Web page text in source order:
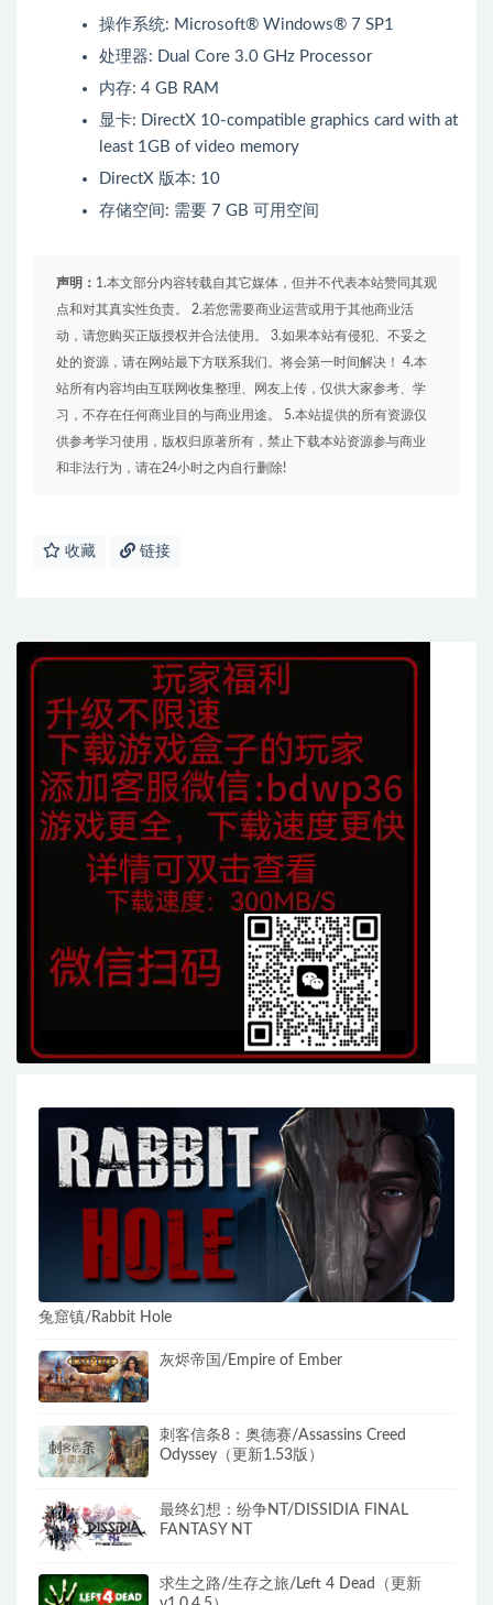
操作系统: Microsoft® Windows® 7 SP1
处理器: Dual Core 3.0 GHz Processor
内存: 4 GB RAM
显卡: DirectX 10-compatible graphics card with at
least 1GB of video memory
DirectX 版本: 10
存储空间: 需要 7 GB 可用空间
声明： 1.本文部分内容转载自其它媒体，但并不代表本站赞同其观
点和对其真实性负责。 2.若您需要商业运营或用于其他商业活
动，请您购买正版授权并合法使用。 3.如果本站有侵犯、不妥之
处的资源，请在网站最下方联系我们。将会第一时间解决！ 4.本
站所有内容均由互联网收集整理、网友上传，仅供大家参考、学
习，不存在任何商业目的与商业用途。 5.本站提供的所有资源仅
供参考学习使用，版权归原著所有，禁止下载本站资源参与商业
和非法行为，请在24小时之内自行删除!
收藏 链接
兔窟镇/Rabbit Hole
灰烬帝国/Empire of Ember
刺客信条8：奥德赛/Assassins Creed
Odyssey（更新1.53版）
最终幻想：纷争NT/DISSIDIA FINAL
FANTASY NT
求生之路/生存之旅/Left 4 Dead（更新